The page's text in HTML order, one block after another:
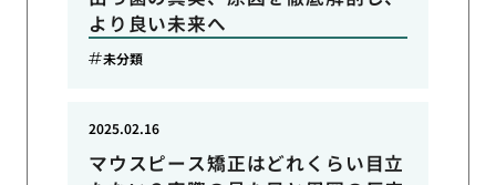
より良い未来へ
未分類
マウスピース矯正はどれくらい目立
2025.02.16